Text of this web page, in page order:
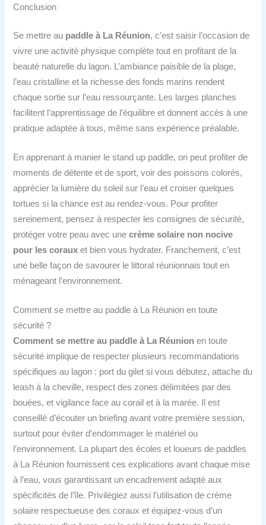
Conclusion
Se mettre au paddle à La Réunion, c’est saisir l’occasion de
vivre une activité physique complète tout en profitant de la
beauté naturelle du lagon. L’ambiance paisible de la plage,
l’eau cristalline et la richesse des fonds marins rendent
chaque sortie sur l’eau ressourçante. Les larges planches
facilitent l’apprentissage de l’équilibre et donnent accès à une
pratique adaptée à tous, même sans expérience préalable.
En apprenant à manier le stand up paddle, on peut profiter de
moments de détente et de sport, voir des poissons colorés,
apprécier la lumière du soleil sur l’eau et croiser quelques
tortues si la chance est au rendez-vous. Pour profiter
sereinement, pensez à respecter les consignes de sécurité,
protéger votre peau avec unecrème solaire non nocive
pour les coraux et bien vous hydrater. Franchement, c’est
une belle façon de savourer le littoral réunionnais tout en
ménageant l’environnement.
Comment se mettre au paddle à La Réunion en toute
sécurité ?
Comment se mettre au paddle à La Réunion en toute
sécurité implique de respecter plusieurs recommandations
spécifiques au lagon : port du gilet si vous débutez, attache du
leash à la cheville, respect des zones délimitées par des
bouées, et vigilance face au corail et à la marée. Il est
conseillé d’écouter un briefing avant votre première session,
surtout pour éviter d’endommager le matériel ou
l’environnement. La plupart des écoles et loueurs de paddles
à La Réunion fournissent ces explications avant chaque mise
à l’eau, vous garantissant un encadrement adapté aux
spécificités de l’île. Privilégiez aussi l’utilisation de crème
solaire respectueuse des coraux et équipez-vous d’un